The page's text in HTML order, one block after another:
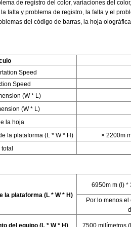
de registro del color, variaciones del
falta y problema de registro, la falta y el
del código de barras, la hoja
Speed
Speed
(W * L)
(W * L)
la hoja
la plataforma (L * W * H)
× 2200m
la plataforma (L * W * H)
6950m m (l) *
Por lo menos
del equipo (L * W * H) 7500 milímetros